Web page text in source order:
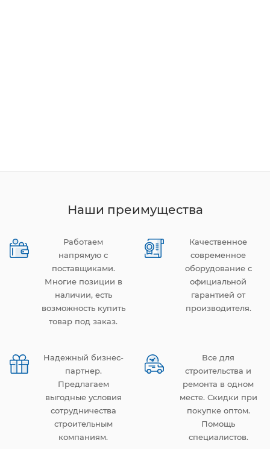
Наши преимущества
Работаем
напрямую с
поставщиками.
Многие позиции в
наличии, есть
возможность купить
товар под заказ.
Качественное
современное
оборудование с
официальной
гарантией от
производителя.
Надежный бизнес-
партнер.
Предлагаем
выгодные условия
сотрудничества
строительным
компаниям.
Все для
строительства и
ремонта в одном
месте. Скидки при
покупке оптом.
Помощь
специалистов.